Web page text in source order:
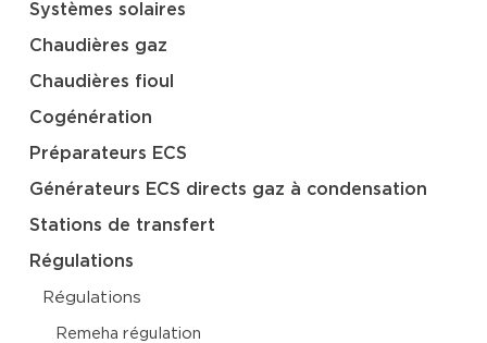
Systèmes solaires
Chaudières gaz
Chaudières fioul
Cogénération
Préparateurs ECS
Générateurs ECS directs gaz à condensation
Stations de transfert
Régulations
Régulations
Remeha régulation